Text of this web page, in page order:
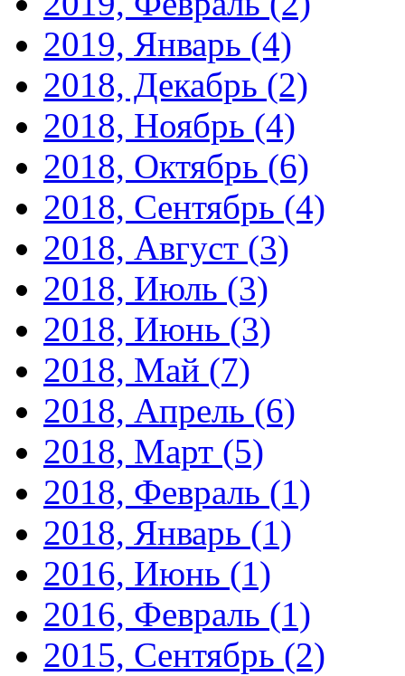
2019, Январь (4)
2018, Декабрь (2)
2018, Ноябрь (4)
2018, Октябрь (6)
2018, Сентябрь (4)
2018, Август (3)
2018, Июль (3)
2018, Июнь (3)
2018, Май (7)
2018, Апрель (6)
2018, Март (5)
2018, Февраль (1)
2018, Январь (1)
2016, Июнь (1)
2016, Февраль (1)
2015, Сентябрь (2)